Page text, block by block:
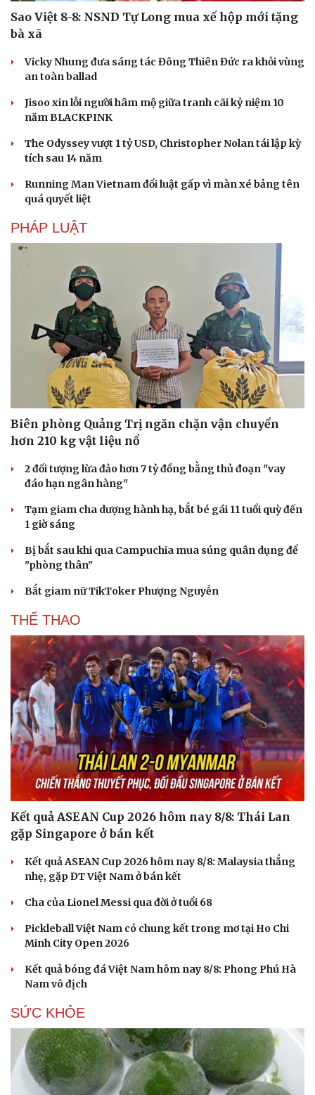
Văn hóa
Sân khấu - Điện ảnh
Văn học
Âm nhạc
Di sản
Nghệ sĩ
Thời trang
Sao Việt
Sao Việt 8-8: NSND Tự Long mua xế hộp mới tặng
bà xã
Vicky Nhung đưa sáng tác Đông Thiên Đức ra khỏi vùng
an toàn ballad
Jisoo xin lỗi người hâm mộ giữa tranh cãi kỷ niệm 10
năm BLACKPINK
The Odyssey vượt 1 tỷ USD, Christopher Nolan tái lập kỳ
tích sau 14 năm
Running Man Vietnam đổi luật gấp vì màn xé bảng tên
quá quyết liệt
PHÁP LUẬT
Biên phòng Quảng Trị ngăn chặn vận chuyển
hơn 210 kg vật liệu nổ
2 đối tượng lừa đảo hơn 7 tỷ đồng bằng thủ đoạn "vay
đáo hạn ngân hàng"
Tạm giam cha dượng hành hạ, bắt bé gái 11 tuổi quỳ đến
1 giờ sáng
Bị bắt sau khi qua Campuchia mua súng quân dụng để
"phòng thân"
Bắt giam nữ TikToker Phượng Nguyễn
THỂ THAO
Kết quả ASEAN Cup 2026 hôm nay 8/8: Thái Lan
gặp Singapore ở bán kết
Kết quả ASEAN Cup 2026 hôm nay 8/8: Malaysia thắng
nhẹ, gặp ĐT Việt Nam ở bán kết
Cha của Lionel Messi qua đời ở tuổi 68
Pickleball Việt Nam có chung kết trong mơ tại Ho Chi
Minh City Open 2026
Kết quả bóng đá Việt Nam hôm nay 8/8: Phong Phú Hà
Nam vô địch
SỨC KHỎE